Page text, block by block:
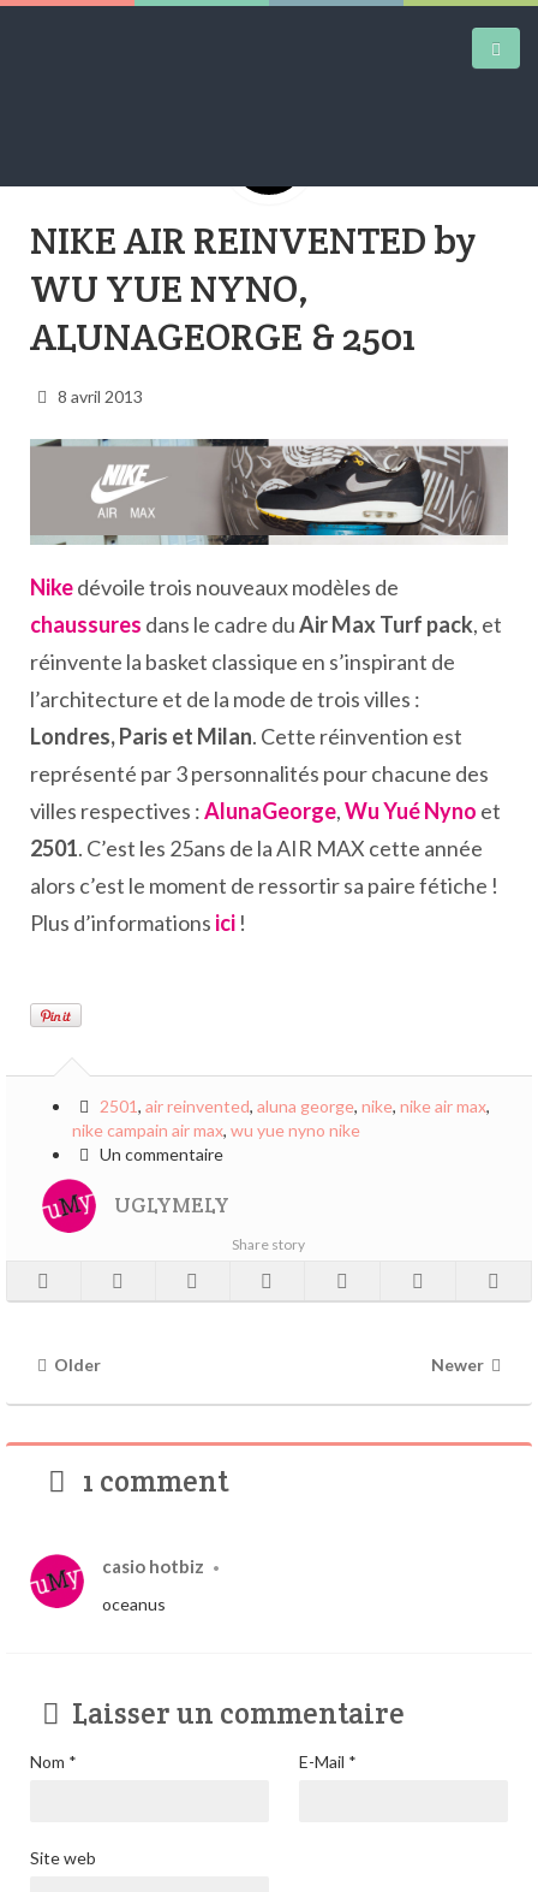
AIRTRAINERPEDIA
STREET ART
MW SHIFT
DAILY CITY
CONTACT
NIKE AIR REINVENTED by
WU YUE NYNO,
ALUNAGEORGE & 2501
8 avril 2013
Nikedévoile trois nouveaux modèles de
chaussures dans le cadre duAir Max Turf pack, et
réinvente la basket classique en s’inspirant de
l’architecture et de la mode de trois villes :
Londres, Paris et Milan. Cette réinvention est
représenté par 3 personnalités pour chacune des
villes respectives :AlunaGeorge,Wu Yué Nyno et
2501. C’est les 25ans de la AIR MAX cette année
alors c’est le moment de ressortir sa paire fétiche !
Plus d’informations ici !
2501, air reinvented, aluna george, nike, nike air max,
nike campain air max, wu yue nyno nike
Un commentaire
UGLYMELY
Share story
Older Newer
1 comment
casio hotbiz •
oceanus
Laisser un commentaire
Nom * E-Mail *
Site web